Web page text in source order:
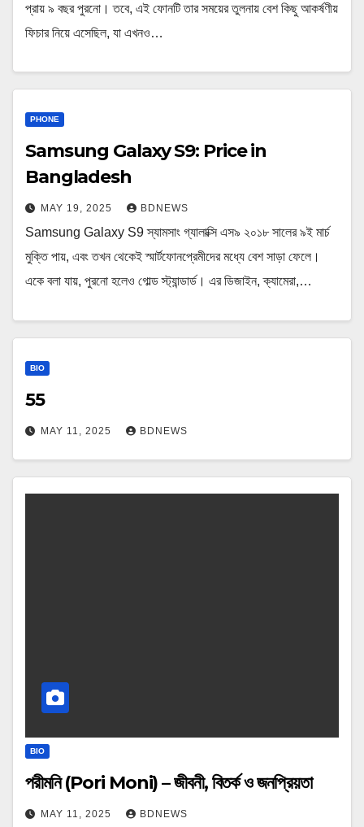
প্রায় ৯ বছর পুরনো। তবে, এই ফোনটি তার সময়ের তুলনায় বেশ কিছু আকর্ষণীয়
ফিচার নিয়ে এসেছিল, যা এখনও…
PHONE
Samsung Galaxy S9: Price in
Bangladesh
MAY 19, 2025 BDNEWS
Samsung Galaxy S9 স্যামসাং গ্যালাক্সি এস৯ ২০১৮ সালের ৯ই মার্চ
মুক্তি পায়, এবং তখন থেকেই স্মার্টফোনপ্রেমীদের মধ্যে বেশ সাড়া ফেলে।
একে বলা যায়, পুরনো হলেও গোল্ড স্ট্যান্ডার্ড। এর ডিজাইন, ক্যামেরা,…
BIO
55
MAY 11, 2025 BDNEWS
BIO
পরীমনি (Pori Moni) – জীবনী, বিতর্ক ও জনপ্রিয়তা
MAY 11, 2025 BDNEWS